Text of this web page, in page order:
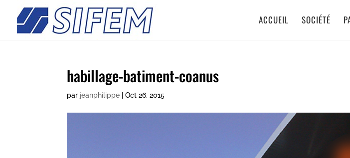
ACCUEIL SOCIÉTÉ
habillage-batiment-coanus
par jeanphilippe |Oct 26, 2015